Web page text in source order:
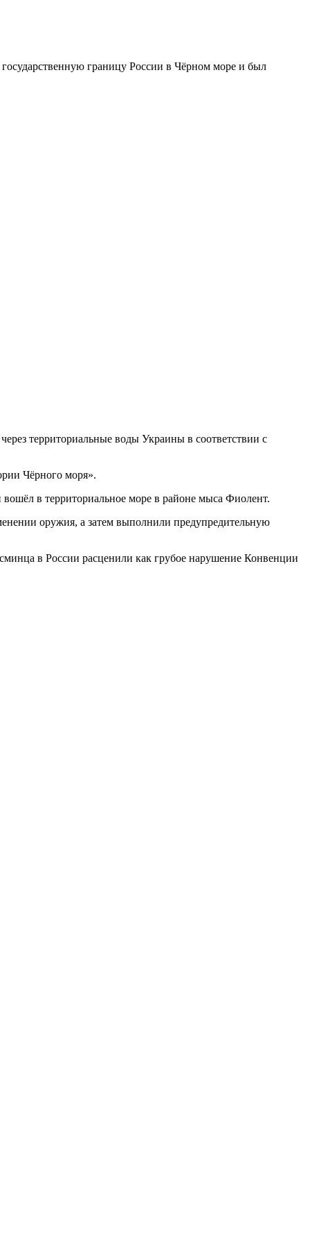
границу России в Чёрном море и был
территориальные воды Украины в соответствии с
Чёрного моря».
в территориальное море в районе мыса Фиолент.
оружия, а затем выполнили предупредительную
в России расценили как грубое нарушение Конвенции